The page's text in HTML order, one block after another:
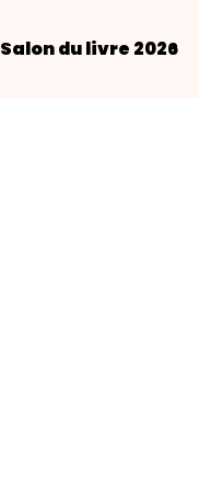
Salon du livre 2026